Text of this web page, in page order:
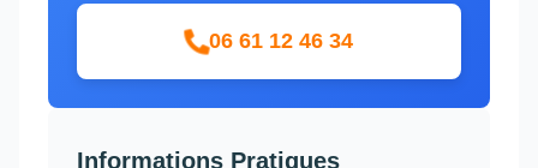
06 61 12 46 34
Informations Pratiques